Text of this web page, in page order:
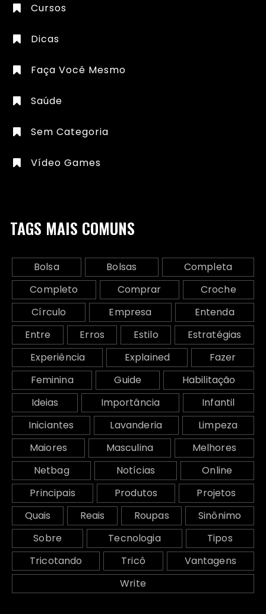
Cursos
Dicas
Faça Você Mesmo
Saúde
Sem Categoria
Vídeo Games
TAGS MAIS COMUNS
Bolsa Bolsas
Completa
Completo
Comprar
Croche
Círculo
Empresa
Entenda
Entre
Erros Estilo
Estratégias
Experiência
Explained
Fazer
Feminina
Guide
Habilitação
Ideias
Importância
Infantil
Iniciantes
Lavanderia
Limpeza
Maiores
Masculina
Melhores
Netbag
Notícias
Online
Principais
Produtos
Projetos
Quais
Reais Roupas
Sinônimo
Sobre
Tecnologia
Tipos
Tricotando
Tricô
Vantagens
Write